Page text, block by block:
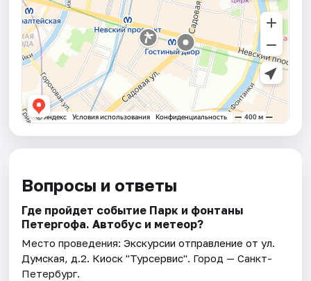
Вопросы и ответы
Где пройдет событие Парк и фонтаны
Петергофа. Автобус и метеор?
Место проведения:Экскурсии отправление от ул.
Думская, д.2. Киоск "Турсервис". Город — Санкт-
Петербург.